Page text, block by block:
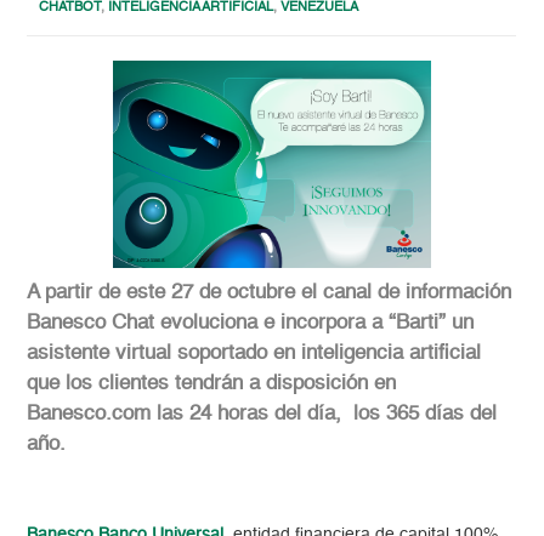
CHATBOT, INTELIGENCIA ARTIFICIAL,VENEZUELA
A partir de este 27 de octubre el canal de información
Banesco Chat evoluciona e incorpora a “Barti” un
asistente virtual soportado en inteligencia artificial
que los clientes tendrán a disposición en
Banesco.com las 24 horas del día, los 365 días del
año.